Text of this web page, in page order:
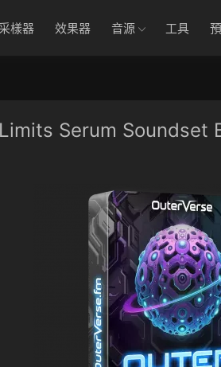
采樣器 效果器 音源 工具
Serum Soundset